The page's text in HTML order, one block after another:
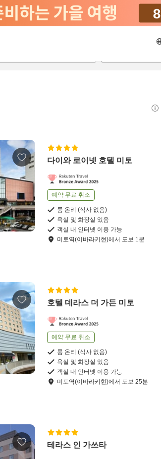
다이와 로이넷 호텔 미토
예약 무료 취소
룸 온리 (식사 없음)
욕실 및 화장실 있음
객실 내 인터넷 이용 가능
미토역(이바라키현)에서 도보 1분
호텔 데라스 더 가든 미토
예약 무료 취소
룸 온리 (식사 없음)
욕실 및 화장실 있음
객실 내 인터넷 이용 가능
미토역(이바라키현)에서 도보 25분
테라스 인 가쓰타